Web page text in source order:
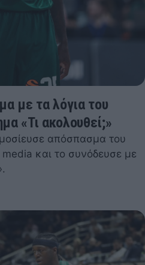
με τα λόγια του
«Τι ακολουθεί;»
απόσπασμα του
και το συνόδευσε με